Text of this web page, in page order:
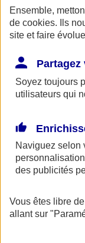
Ensemble,
de cookies. Ils
site et faire
Soyez toujours
utilisateurs qui
Naviguez selon
des publicités
Vous êtes libre
allant sur